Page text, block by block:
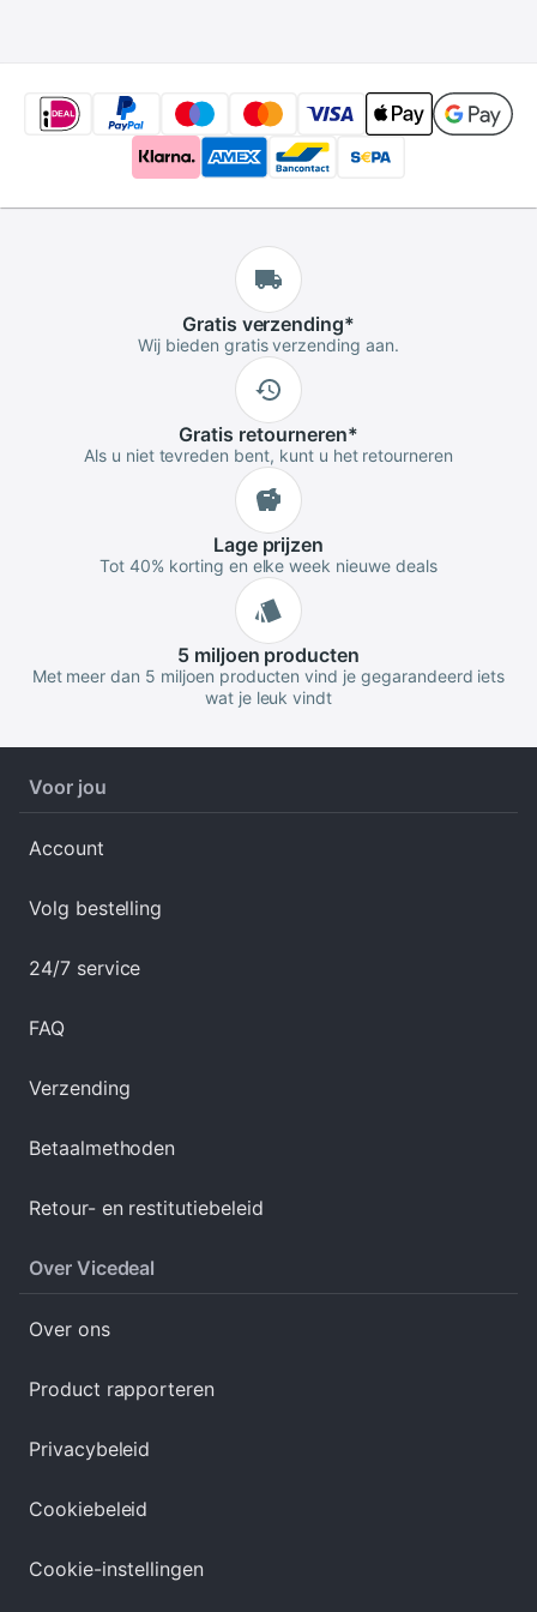
Gratis verzending*
Wij bieden gratis verzending aan.
Gratis retourneren*
Als u niet tevreden bent, kunt u het retourneren
Lageprijzen
Tot 40% korting en elke week nieuwe deals
5 miljoen producten
Met meer dan 5 miljoen producten vind je gegarandeerd iets
wat je leuk vindt
Voor jou
Account
Volg bestelling
24/7 service
FAQ
Verzending
Betaalmethoden
Retour- en restitutiebeleid
Over Vicedeal
Over ons
Product rapporteren
Privacybeleid
Cookiebeleid
Cookie-instellingen